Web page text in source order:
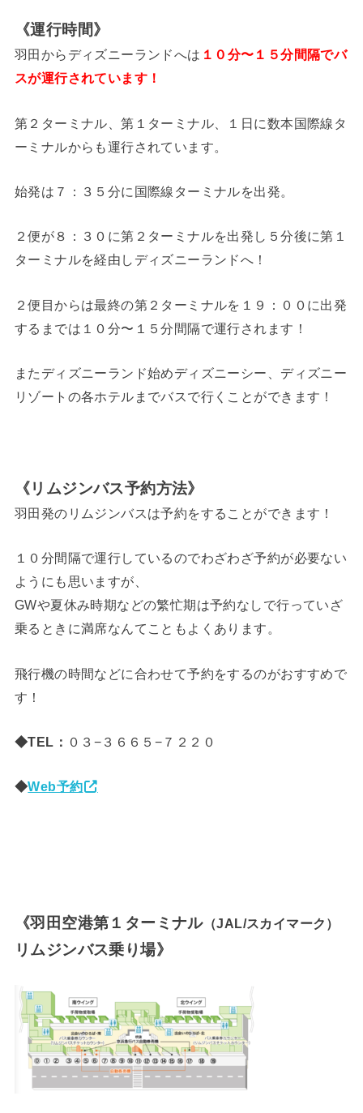
《運行時間》
羽田からディズニーランドへは １０分〜１５分間隔でバ
スが運行されています！
第２ターミナル、第１ターミナル、１日に数本国際線タ
ーミナルからも運行されています。
始発は７：３５分に国際線ターミナルを出発。
２便が８：３０に第２ターミナルを出発し５分後に第１
ターミナルを経由しディズニーランドへ！
２便目からは最終の第２ターミナルを１９：００に出発
するまでは１０分〜１５分間隔で運行されます！
またディズニーランド始めディズニーシー、ディズニー
リゾートの各ホテルまでバスで行くことができます！
《リムジンバス予約方法》
羽田発のリムジンバスは予約をすることができます！
１０分間隔で運行しているのでわざわざ予約が必要ない
ようにも思いますが、
GWや夏休み時期などの繁忙期は予約なしで行っていざ
乗るときに満席なんてこともよくあります。
飛行機の時間などに合わせて予約をするのがおすすめで
す！
◆TEL： ０３−３６６５−７２２０
◆Web予約
《羽田空港第１ターミナル（JAL/スカイマーク）
リムジンバス乗り場》